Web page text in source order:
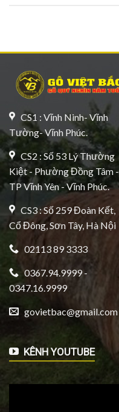
CS1 : Vĩnh Ninh- Vĩnh
Tường- Vĩnh Phúc.
CS2 : Số 53 Lý Thường
Kiệt - Phường Đồng Tâm -
TP Vĩnh Yên - Vĩnh Phúc.
CS3 : Số 259 Đoàn Kết,
Cổ Đông, Sơn Tây, Hà Nội
02113 89 3333
0367.94.9999 -
0347.16.9999
govietbac@gmail.com
KÊNH YOUTUBE